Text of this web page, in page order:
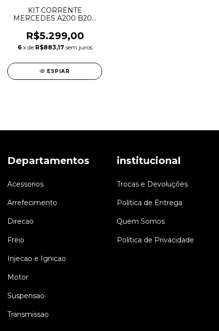
KIT CORRENTE
MERCEDES A200 B200
M270 M274
R$5.299,00
6 x de R$883,17 sem juros
ESPIAR
Departamentos
Acessorios
Arrefecimento
Direcao
Freio
Injecao e Ignicao
Motor
Suspensao
Transmissao
institucional
Trocas e Devoluções
Política de Entrega
Quem Somos
Política de Privacidade